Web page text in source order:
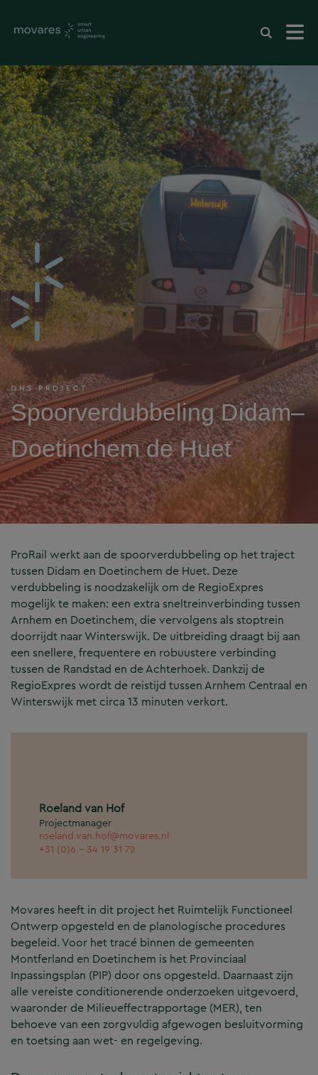
ONS PROJECT
Spoorverdubbeling Didam–
Doetinchem de Huet
ProRail werkt aan de spoorverdubbeling op het traject
tussen Didam en Doetinchem de Huet. Deze
verdubbeling is noodzakelijk om de RegioExpres
mogelijk te maken: een extra sneltreinverbinding tussen
Arnhem en Doetinchem, die vervolgens als stoptrein
doorrijdt naar Winterswijk. De uitbreiding draagt bij aan
een snellere, frequentere en robuustere verbinding
tussen de Randstad en de Achterhoek. Dankzij de
RegioExpres wordt de reistijd tussen Arnhem Centraal en
Winterswijk met circa 13 minuten verkort.
Roeland van Hof
Projectmanager
roeland.van.hof@movares.nl
+31 (0)6 - 34 19 31 72
Movares heeft in dit project het Ruimtelijk Functioneel
Ontwerp opgesteld en de planologische procedures
begeleid. Voor het tracé binnen de gemeenten
Montferland en Doetinchem is het Provinciaal
Inpassingsplan (PIP) door ons opgesteld. Daarnaast zijn
alle vereiste conditionerende onderzoeken uitgevoerd,
waaronder de Milieueffectrapportage (MER), ten
behoeve van een zorgvuldig afgewogen besluitvorming
en toetsing aan wet- en regelgeving.